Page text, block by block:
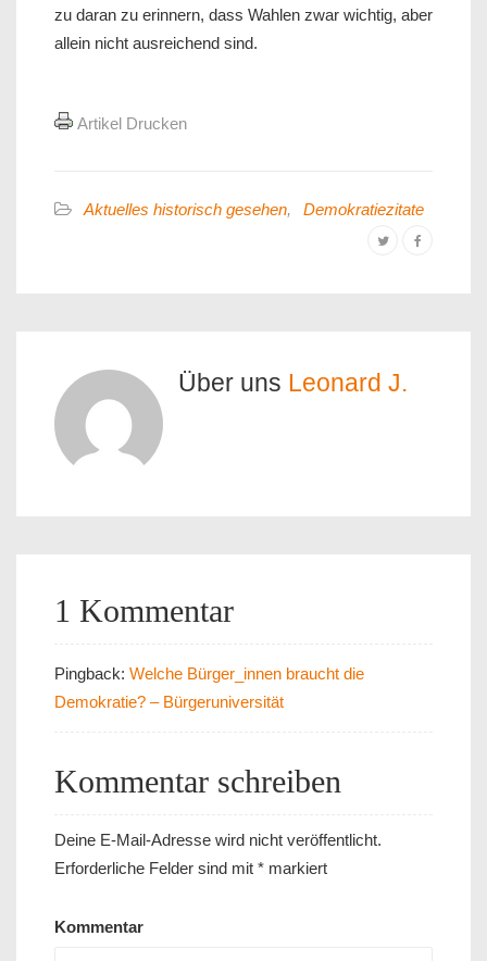
zu daran zu erinnern, dass Wahlen zwar wichtig, aber
allein nicht ausreichend sind.
Artikel Drucken
Aktuelles historisch gesehen, Demokratiezitate
Über uns Leonard J.
1 Kommentar
Pingback: Welche Bürger_innen braucht die
Demokratie? – Bürgeruniversität
Kommentar schreiben
Deine E-Mail-Adresse wird nicht veröffentlicht.
Erforderliche Felder sind mit * markiert
Kommentar